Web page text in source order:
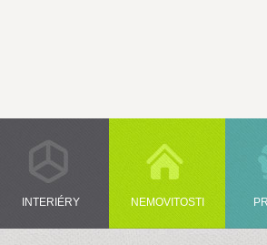
INTERIÉRY NEMOVITOSTI